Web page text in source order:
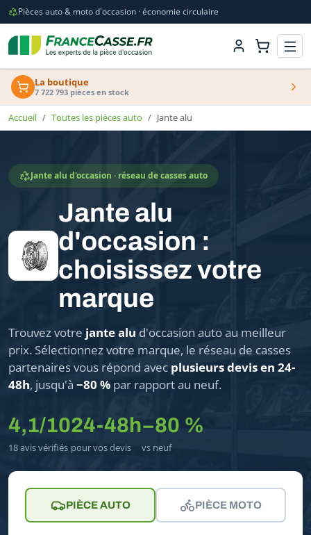
Pièces auto & moto d'occasion · économie circulaire
La boutique
7 722 793 pièces en stock
Accueil Toutes les pièces auto Jante alu
Jante alu d'occasion · réseau de casses auto
Jante alu
d'occasion :
choisissez votre
marque
Trouvez votre jante alu d'occasion auto au meilleur
prix. Sélectionnez votre marque, le réseau de casses
partenaires vous répond avec plusieurs devis en 24-
48h, jusqu'à −80 % par rapport au neuf.
4,1/10
18 avis vérifiés
24-48h
pour vos devis
−80 %
vs neuf
PIÈCE AUTO PIÈCE MOTO